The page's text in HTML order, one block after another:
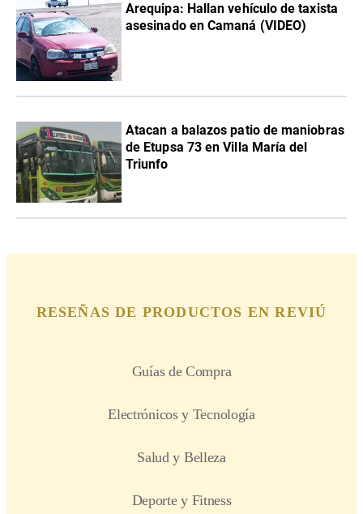
Arequipa: Hallan vehículo de taxista
asesinado en Camaná (VIDEO)
Atacan a balazos patio de maniobras
de Etupsa 73 en Villa María del
Triunfo